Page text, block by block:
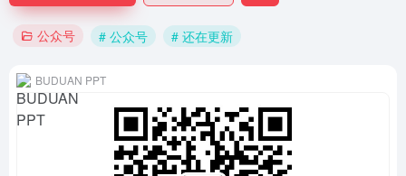
公众号 # 公众号 # 还在更新
BUDUAN PPT